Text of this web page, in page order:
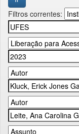
Filtros correntes: